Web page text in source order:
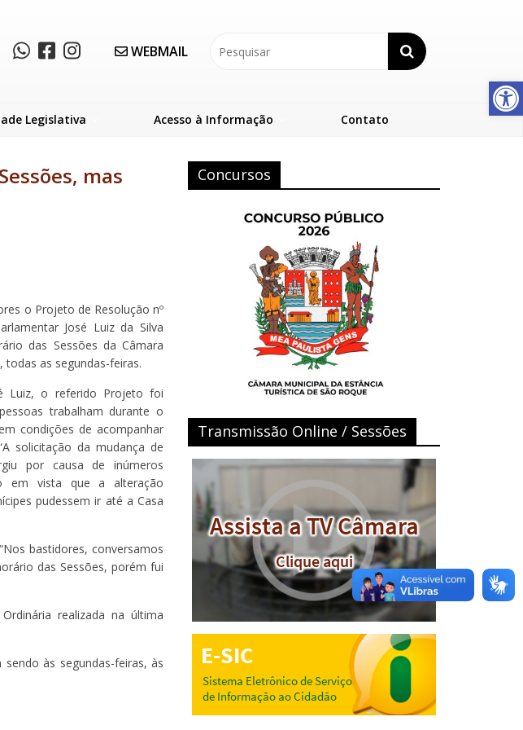
Abrir a barra de ferramentas
WEBMAIL
Legislativa Acesso à Informação Contato
mas
o Projeto de Resolução nº
José Luiz da Silva
das Sessões da Câmara
todas as segundas-feiras.
Luiz, o referido Projeto foi
trabalham durante o
condições de acompanhar
solicitação da mudança de
por causa de inúmeros
em vista que a alteração
pudessem ir até a Casa
bastidores, conversamos
das Sessões, porém fui
realizada na última
às segundas-feiras, às
Concursos
Transmissão Online / Sessões